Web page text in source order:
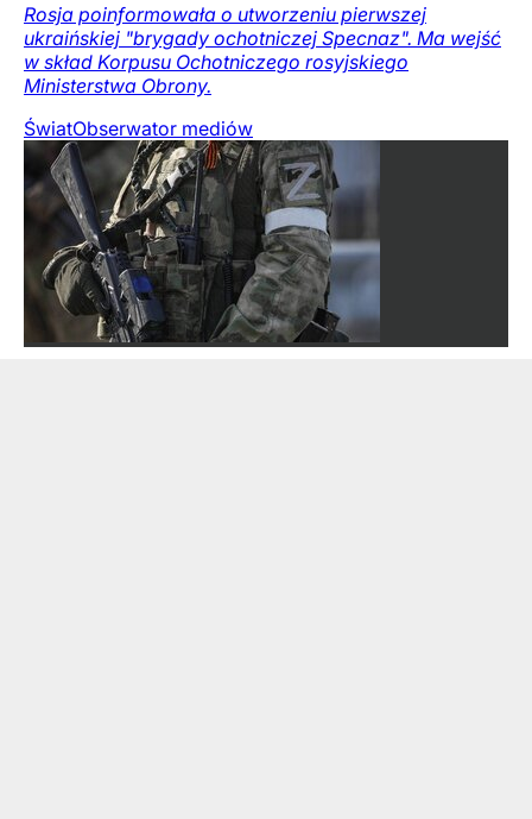
Rosja poinformowała o utworzeniu pierwszej
ukraińskiej "brygady ochotniczej Specnaz". Ma wejść
w skład Korpusu Ochotniczego rosyjskiego
Ministerstwa Obrony.
ŚwiatObserwator mediów